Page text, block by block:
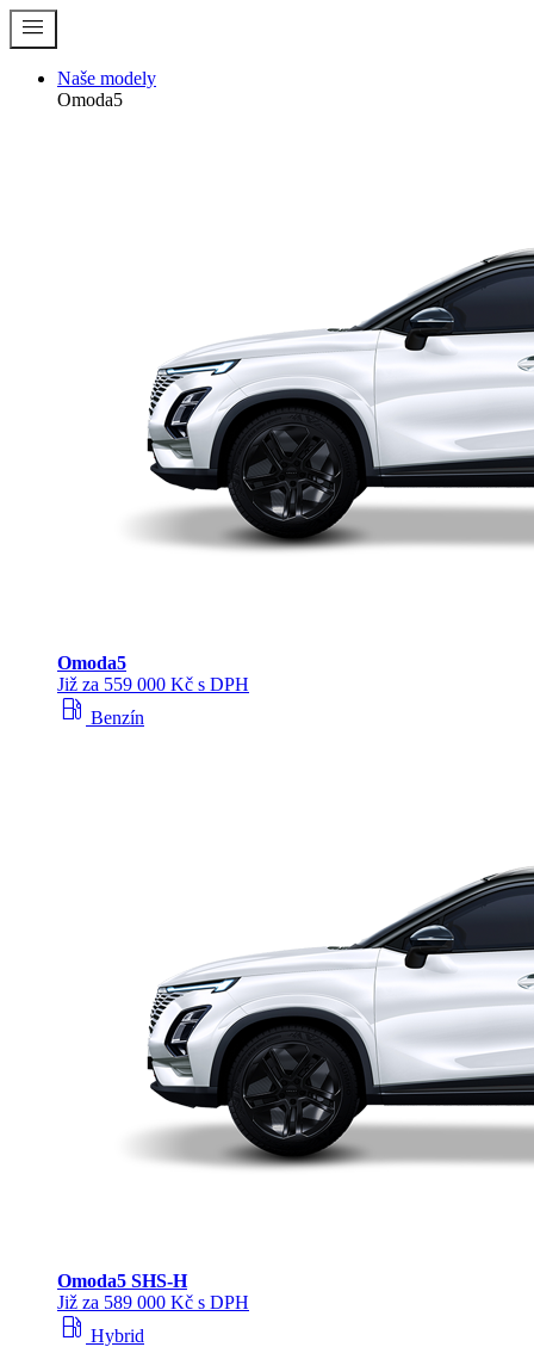
menu
Naše modely
Omoda5
Omoda5
Již za 559 000 Kč s DPH
local_gas_station Benzín
Omoda5 SHS‑H
Již za 589 000 Kč s DPH
local_gas_station Hybrid